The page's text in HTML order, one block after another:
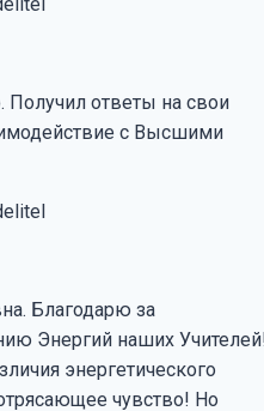
Получил ответы на свои
с Высшими
Благодарю за
Энергий наших
энергетического
чувство! Но